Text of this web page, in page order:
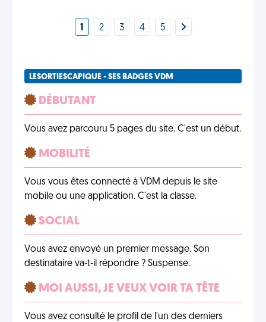
1 2 3 4 5
LESORTIESCAPIQUE - SES BADGES VDM
DÉBUTANT
Vous avez parcouru 5 pages du site. C'est un début.
MOBILITÉ
Vous vous êtes connecté à VDM depuis le site
mobile ou une application. C'est la classe.
SOCIAL
Vous avez envoyé un premier message. Son
destinataire va-t-il répondre ? Suspense.
MOI AUSSI, JE VEUX VOIR TA TÊTE
Vous avez consulté le profil de l'un des derniers